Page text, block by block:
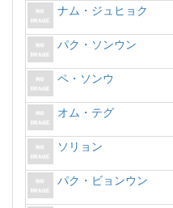
ナム・ジュヒョク
パク・ソンウン
ペ・ソンウ
オム・テグ
ソリョン
パク・ビョンウン